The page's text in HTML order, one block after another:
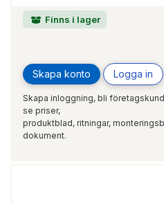
Finns i lager
Skapa konto Logga in
Skapa inloggning, bli
se priser,
produktblad, ritningar,
dokument.